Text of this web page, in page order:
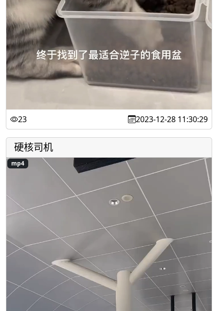
23 2023-12-28 11:30:29
硬核司机
mp4